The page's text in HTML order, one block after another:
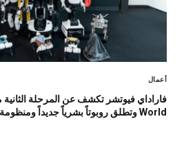
أعمال
World وتطلق روبوتاً بشرياً جديداً ومنظومة روبوتات صناعية متكاملة